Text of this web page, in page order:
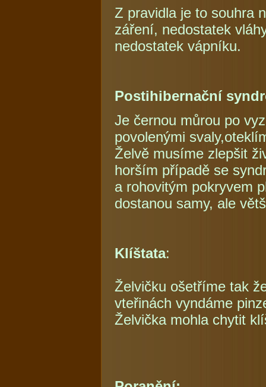
Z pravidla je to souhra
záření, nedostatek
nedostatek vápníku.
Postihibernační
Je černou můrou po
povolenými
Želvě musíme zlepšit
horším případě se
a rohovitým pokryvem
dostanou samy, ale
Klíštata:
Želvičku ošetříme tak
vteřinách vyndáme
Želvička mohla chytit